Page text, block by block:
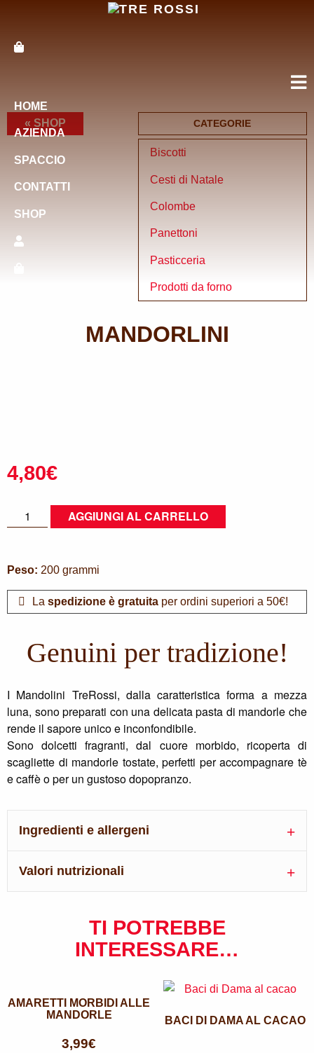
HOME
AZIENDA
SPACCIO
CONTATTI
SHOP
« SHOP CATEGORIE
Biscotti
Cesti di Natale
Colombe
Panettoni
Pasticceria
Prodotti da forno
MANDORLINI
4,80€
Mandorlini
quantità
AGGIUNGI AL CARRELLO
Peso: 200 grammi
La spedizione è gratuitaper ordini superiori a 50€!
Genuini per tradizione!
I Mandolini TreRossi, dalla caratteristica forma a mezza
luna, sono preparati con una delicata pasta di mandorle che
rende il sapore unico e inconfondibile.
Sono dolcetti fragranti, dal cuore morbido, ricoperta di
scagliette di mandorle tostate, perfetti per accompagnare tè
e caffè o per un gustoso dopopranzo.
Ingredienti e allergeni
Valori nutrizionali
TI POTREBBE
INTERESSARE…
AMARETTI MORBIDI ALLE
MANDORLE
3,99€
BACI DI DAMA AL CACAO